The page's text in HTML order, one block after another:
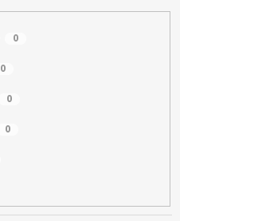
0
0
0
0